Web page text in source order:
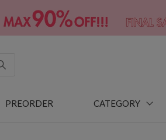
PREORDER CATEGORY